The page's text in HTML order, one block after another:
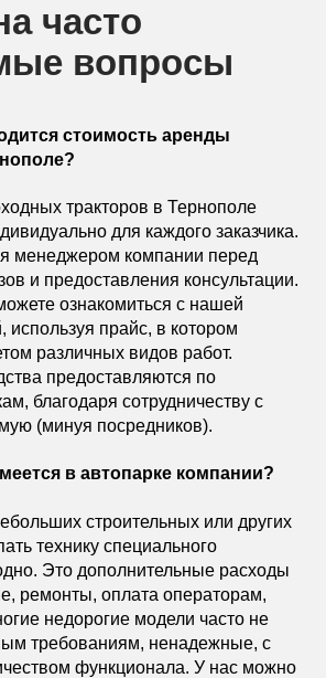
часто
вопросы
стоимость аренды
тракторов в Тернополе
для каждого заказчика.
менеджером компании перед
и предоставления консультации.
ознакомиться с нашей
используя прайс, в котором
различных видов работ.
предоставляются по
благодаря сотрудничеству с
(минуя посредников).
в автопарке компании?
строительных или других
технику специального
Это дополнительные расходы
ремонты, оплата операторам,
недорогие модели часто не
требованиям, ненадежные, с
функционала. У нас можно